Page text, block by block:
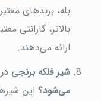
بله، برندهای
بالاتر، گارانتی
ارائه می‌دهند.
شیر فلکه برنجی
می‌شود؟این